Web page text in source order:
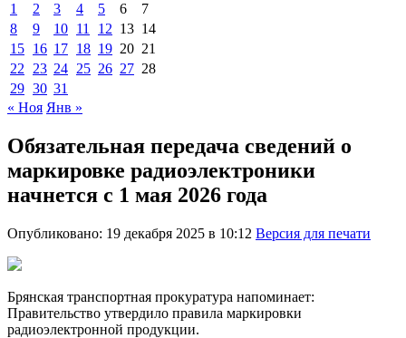
1 2 3 4 5 6
7
8
9 10 11 12 13 14
15 16 17 18 19 20 21
22
23 24 25 26 27 28
29 30 31
« Ноя Янв »
Обязательная передача сведений о
маркировке радиоэлектроники
начнется с 1 мая 2026 года
Опубликовано: 19 декабря 2025 в 10:12 Версия для печати
Брянская транспортная прокуратура напоминает:
Правительство утвердило правила маркировки
радиоэлектронной продукции.